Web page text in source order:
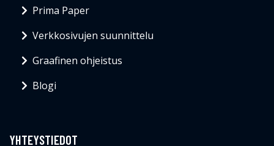
Prima Paper
Verkkosivujen suunnittelu
Graafinen ohjeistus
Blogi
YHTEYSTIEDOT